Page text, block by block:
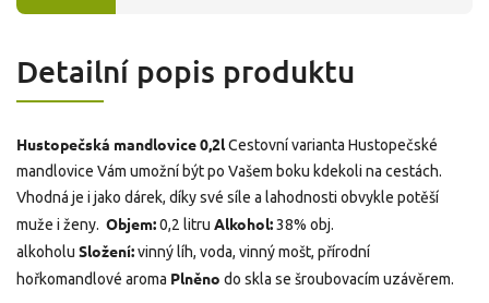
Detailní popis produktu
Hustopečská mandlovice 0,2lCestovní varianta Hustopečské
mandlovice Vám umožní být po Vašem boku kdekoli na cestách.
Vhodná je i jako dárek, díky své síle a lahodnosti obvykle potěší
muže i ženy. Objem:0,2 litru Alkohol:38% obj.
alkoholu Složení:vinný líh, voda, vinný mošt, přírodní
hořkomandlové aroma Plněno do skla se šroubovacím uzávěrem.